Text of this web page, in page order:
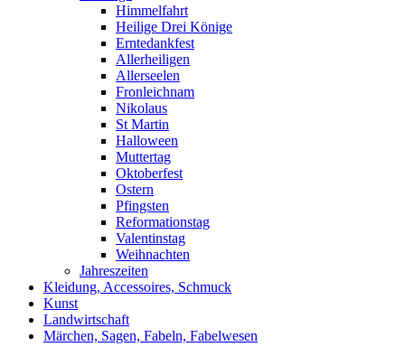
Himmelfahrt
Heilige Drei Könige
Erntedankfest
Allerheiligen
Allerseelen
Fronleichnam
Nikolaus
St Martin
Halloween
Muttertag
Oktoberfest
Ostern
Pfingsten
Reformationstag
Valentinstag
Weihnachten
Jahreszeiten
Kleidung, Accessoires, Schmuck
Kunst
Landwirtschaft
Märchen, Sagen, Fabeln, Fabelwesen